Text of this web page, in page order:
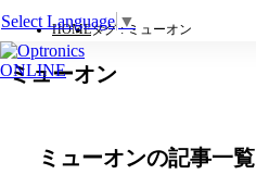
Select Language ▼
HOMEタグ : ミューオン
ミューオン
ミューオンの記事一覧